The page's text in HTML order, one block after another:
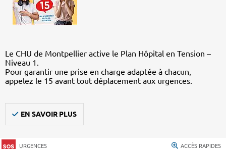
Le CHU de Montpellier active le Plan Hôpital en Tension –
Niveau 1.
Pour garantir une prise en charge adaptée à chacun,
appelez le 15 avant tout déplacement aux urgences.
EN SAVOIR PLUS
URGENCES ACCÈS RAPIDES